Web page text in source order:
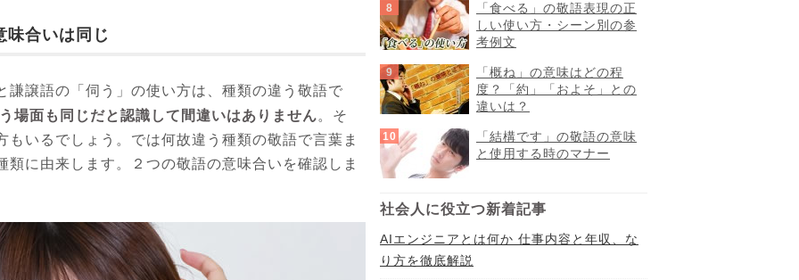
味合いは同じ
謙譲語の「伺う」の使い方は、種類の違う敬語で
場面も同じだと認識して間違いはありません。そ
いるでしょう。では何故違う種類の敬語で言葉ま
に由来します。２つの敬語の意味合いを確認しま
「食べる」の敬語表現の正
しい使い方・シーン別の参
考例文
「概ね」の意味はどの程
度？「約」「およそ」との
違いは？
「結構です」の敬語の意味
と使用する時のマナー
社会人に役立つ新着記事
AIエンジニアとは何か 仕事内容と年収、な
り方を徹底解説